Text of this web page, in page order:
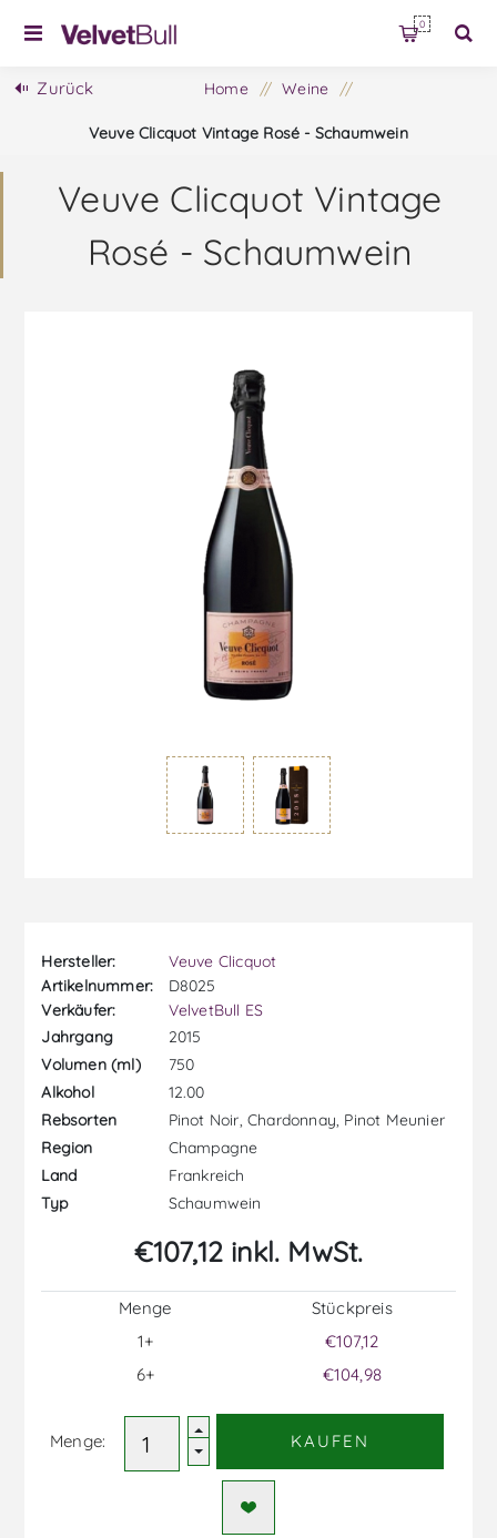
0
Zurück Home / Weine /
Veuve Clicquot Vintage Rosé - Schaumwein
Veuve Clicquot Vintage
Rosé - Schaumwein
Hersteller:
Veuve Clicquot
Artikelnummer:
D8025
Verkäufer:
VelvetBull ES
Jahrgang
2015
Volumen (ml)
750
Alkohol
12.00
Rebsorten
Pinot Noir, Chardonnay, Pinot Meunier
Region
Champagne
Land
Frankreich
Typ
Schaumwein
€107,12 inkl. MwSt.
Menge
1+
6+
Stückpreis
€107,12
€104,98
Menge: KAUFEN